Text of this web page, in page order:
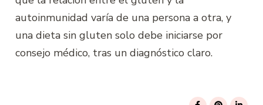
autoinmunidad varía de una persona a otra, y
una dieta sin gluten solo debe iniciarse por
consejo médico, tras un diagnóstico claro.